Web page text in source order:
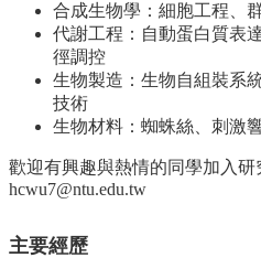
首
頁
聯
絡
訊
合成生物學：細胞工程、
代謝工程：自動蛋白質表
徑調控
生物製造：生物自組裝系
技術
生物材料：蜘蛛絲、刺激
歡迎有興趣與熱情的同學加入研
hcwu7@ntu.edu.tw
主要經歷